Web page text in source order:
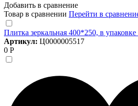
Добавить в сравнение
Товар в сравнении Перейти в
Плитка зеркальная 400*250, в
Артикул: Ц0000005517
0 Р